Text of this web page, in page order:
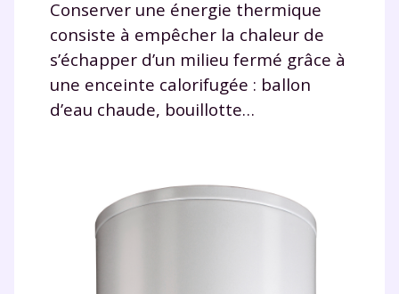
Conserver une énergie thermique
consiste à empêcher la chaleur de
s’échapper d’un milieu fermé grâce à
une enceinte calorifugée : ballon
d’eau chaude, bouillotte…